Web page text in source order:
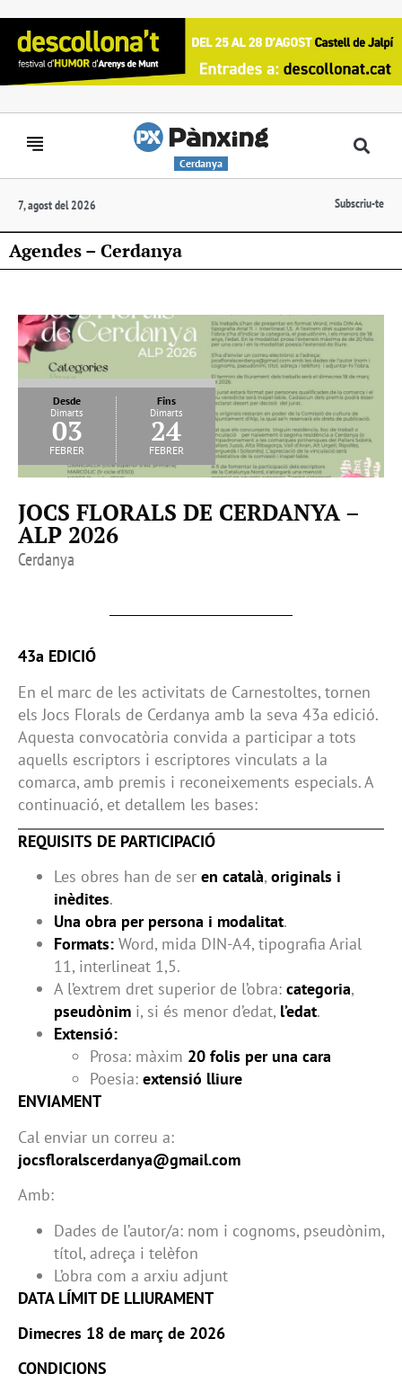
Cerdanya
7, agost del 2026 Subscriu-te
Agendes – Cerdanya
Desde
Dimarts
03
febrer
Fins
Dimarts
24
febrer
JOCS FLORALS DE CERDANYA –
ALP 2026
Cerdanya
43a EDICIÓ
En el marc de les activitats de Carnestoltes, tornen
els Jocs Florals de Cerdanya amb la seva 43a edició.
Aquesta convocatòria convida a participar a tots
aquells escriptors i escriptores vinculats a la
comarca, amb premis i reconeixements especials. A
continuació, et detallem les bases:
REQUISITS DE PARTICIPACIÓ
Les obres han de ser en català, originals i
inèdites.
Una obra per persona i modalitat.
Formats: Word, mida DIN-A4, tipografia Arial
11, interlineat 1,5.
A l’extrem dret superior de l’obra: categoria,
pseudònim i, si és menor d’edat, l’edat.
Extensió:
Prosa: màxim 20 folis per una cara
Poesia: extensió lliure
ENVIAMENT
Cal enviar un correu a:
jocsfloralscerdanya@gmail.com
Amb:
Dades de l’autor/a: nom i cognoms, pseudònim,
títol, adreça i telèfon
L’obra com a arxiu adjunt
DATA LÍMIT DE LLIURAMENT
Dimecres 18 de març de 2026
CONDICIONS